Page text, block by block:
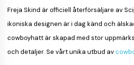
Freja Skind är officiell återförsäljare av
ikoniska designen är i dag känd och
cowboyhatt är skapad med stor
och detaljer. Se vårt unika utbud av